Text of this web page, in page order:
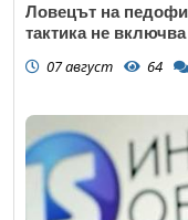
Ловецът на
тактика не
07 август 64